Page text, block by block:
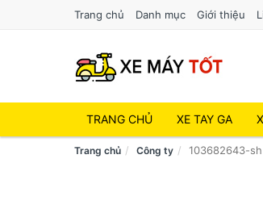
Trang chủ Danh mục Giới thiệu
TRANG CHỦ XE TAY GA
Trang chủ Công ty 103682643-sh